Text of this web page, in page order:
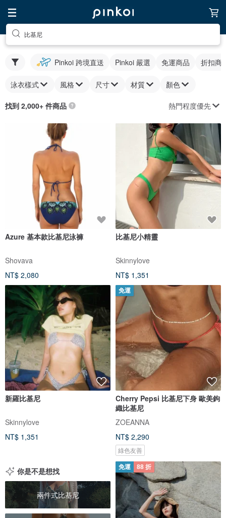
比基尼
Pinkoi 跨境直送 Pinkoi 嚴選 免運商品 折扣商
泳衣樣式 風格 尺寸 材質 顏色
找到 2,000+ 件商品 熱門程度優先
Azure 基本款比基尼泳褲
Shovava
NT$ 2,080
比基尼小精靈
Skinnylove
NT$ 1,351
新羅比基尼
Skinnylove
NT$ 1,351
免運
Cherry Pepsi 比基尼下身 歐美鉤
織比基尼
ZOEANNA
NT$ 2,290
綠色友善
你是不是想找
兩件式比基尼
免運 88 折